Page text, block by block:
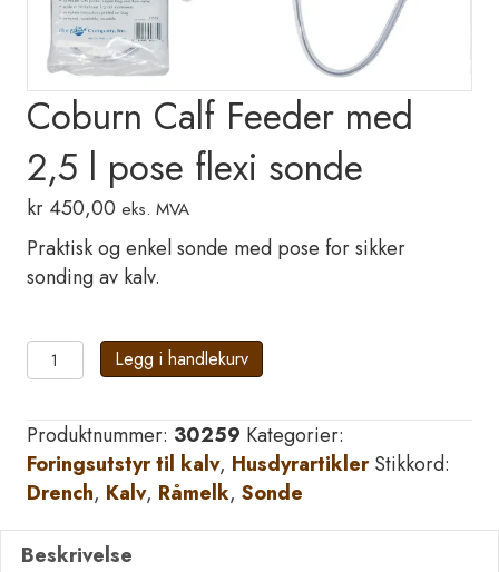
Coburn Calf Feeder med
2,5 l pose flexi sonde
kr 450,00 eks. MVA
Praktisk og enkel sonde med pose for sikker
sonding av kalv.
Coburn
Calf
med
2,5
l
pose
flexi
Legg i handlekurv
Produktnummer: 30259 Kategorier:
Foringsutstyr til kalv, Husdyrartikler Stikkord:
Drench, Kalv, Råmelk, Sonde
Beskrivelse